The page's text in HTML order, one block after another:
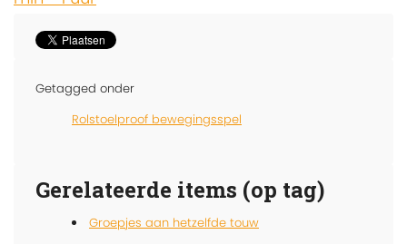
Getagged onder
Rolstoelproof bewegingsspel
Gerelateerde items (op tag)
Groepjes aan hetzelfde touw